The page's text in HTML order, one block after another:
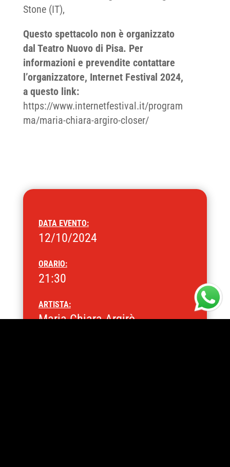
Stone (IT),
Questo spettacolo non è organizzato
dal Teatro Nuovo di Pisa. Per
informazioni e prevendite contattare
l’organizzatore, Internet Festival 2024,
a questo link:
https://www.internetfestival.it/program
ma/maria-chiara-argiro-closer/
DATA EVENTO:
12/10/2024
ORARIO:
21:30
ARTISTA:
Maria Chiara Argirò